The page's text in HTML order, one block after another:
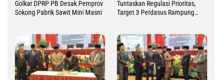
Golkar DPRP PB Desak Pemprov
Sokong Pabrik Sawit Mini Masni
Tuntaskan Regulasi Prioritas,
Target 3 Perdasus Rampung